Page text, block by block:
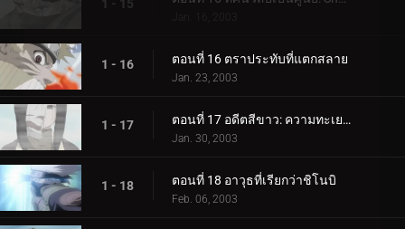
1 - 15
Jan. 16, 2003
1 - 16 ตอนที่ 16 ตราประทับที่แตกสลาย
Jan. 23, 2003
1 - 17 ตอนที่ 17 อดีตสีขาว: ความทะเยอทะยานที่ซ่อนอยู่
Jan. 30, 2003
1 - 18 ตอนที่ 18 อาวุธที่เรียกว่าชิโนบิ
Feb. 06, 2003